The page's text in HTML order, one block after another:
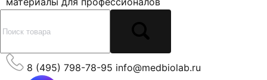
8 (495) 798-78-95 info@medbiolab.ru